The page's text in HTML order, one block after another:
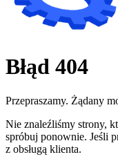
Błąd 404
Przepraszamy. Żądany
Nie znaleźliśmy strony,
spróbuj ponownie. Jeśli
z obsługą klienta.